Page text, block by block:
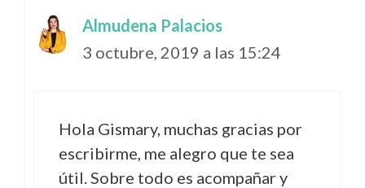
Almudena Palacios
3 octubre, 2019 a las 15:24
Hola Gismary, muchas gracias por
escribirme, me alegro que te sea
útil. Sobre todo es acompañar y